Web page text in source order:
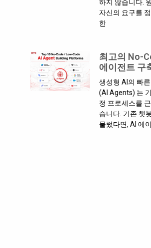
하지 않습니다.
자신의 요구를
한
최고의 No-
에이전트 구
생성형 AI의 빠
(AI Agents) 는
정 프로세스를
습니다. 기존 챗
물렀다면, AI 에